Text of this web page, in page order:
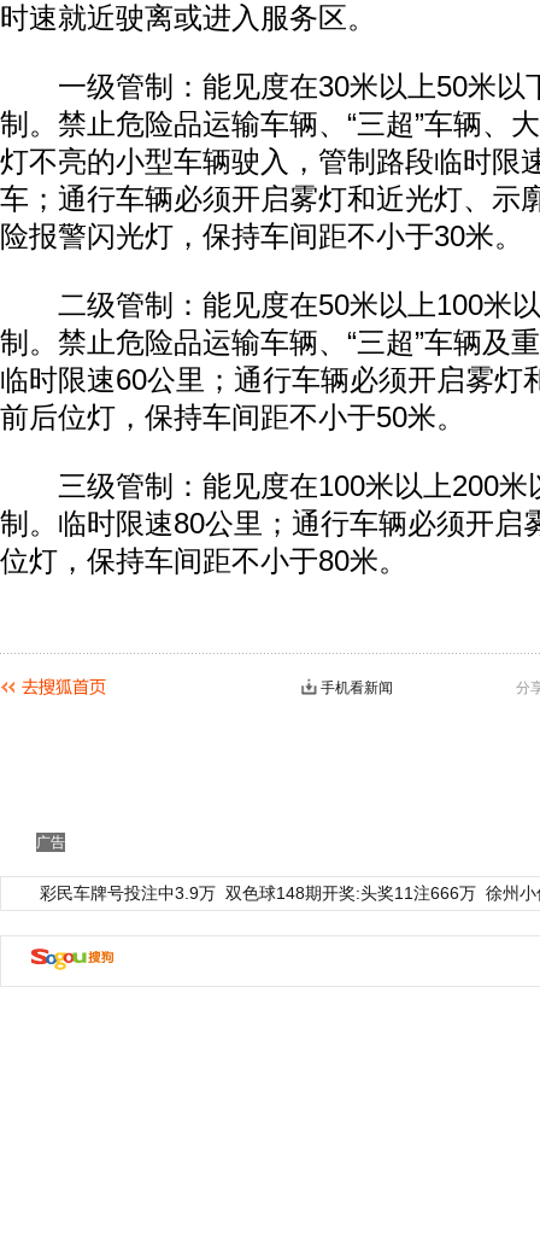
时速就近驶离或进入服务区。
一级管制：能见度在30米以上50米以
制。禁止危险品运输车辆、“三超”车辆、
灯不亮的小型车辆驶入，管制路段临时限
车；通行车辆必须开启雾灯和近光灯、示
险报警闪光灯，保持车间距不小于30米。
二级管制：能见度在50米以上100米以
制。禁止危险品运输车辆、“三超”车辆及
临时限速60公里；通行车辆必须开启雾灯
前后位灯，保持车间距不小于50米。
三级管制：能见度在100米以上200米
制。临时限速80公里；通行车辆必须开启
位灯，保持车间距不小于80米。
分
手机看新闻
广告
彩民车牌号投注中3.9万 双色球148期开奖:头奖11注666万 徐州